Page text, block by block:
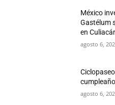
México
Gastélum
en
agosto 6,
agosto 6,